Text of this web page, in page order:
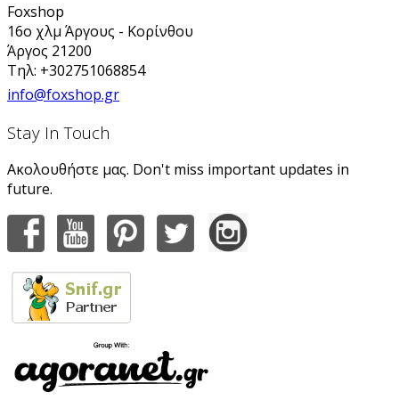
Foxshop
16ο χλμ Άργους - Κορίνθου
Άργος 21200
Τηλ: +302751068854
info@foxshop.gr
Stay In Touch
Ακολουθήστε μας. Don't miss important updates in
future.